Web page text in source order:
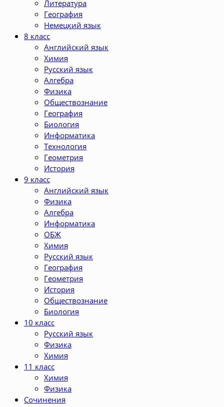
Литература
География
Немецкий язык
8 класс
Английский язык
Химия
Русский язык
Алгебра
Физика
Обществознание
География
Биология
Информатика
Технология
Геометрия
История
9 класс
Английский язык
Физика
Алгебра
Информатика
ОБЖ
Химия
Русский язык
География
Геометрия
История
Обществознание
Биология
10 класс
Русский язык
Физика
Химия
11 класс
Химия
Физика
Сочинения